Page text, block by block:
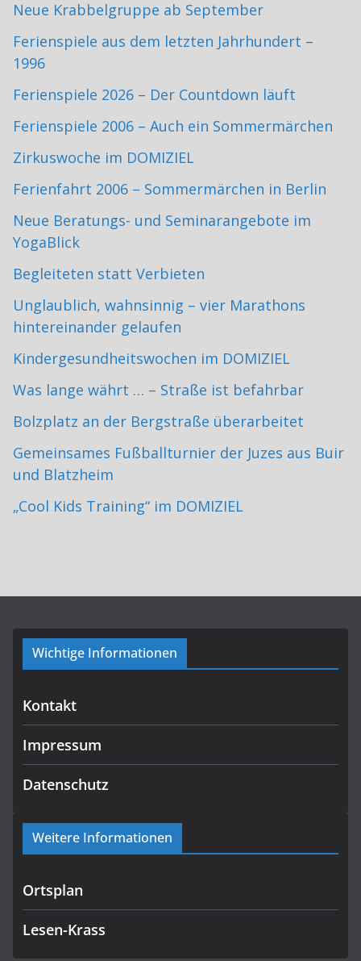
Neue Krabbelgruppe ab September
Ferienspiele aus dem letzten Jahrhundert –
1996
Ferienspiele 2026 – Der Countdown läuft
Ferienspiele 2006 – Auch ein Sommermärchen
Zirkuswoche im DOMIZIEL
Ferienfahrt 2006 – Sommermärchen in Berlin
Neue Beratungs- und Seminarangebote im
YogaBlick
Begleiteten statt Verbieten
Unglaublich, wahnsinnig – vier Marathons
hintereinander gelaufen
Kindergesundheitswochen im DOMIZIEL
Was lange währt … – Straße ist befahrbar
Bolzplatz an der Bergstraße überarbeitet
Gemeinsames Fußballturnier der Juzes aus Buir
und Blatzheim
„Cool Kids Training“ im DOMIZIEL
Wichtige Informationen
Kontakt
Impressum
Datenschutz
Weitere Informationen
Ortsplan
Lesen-Krass